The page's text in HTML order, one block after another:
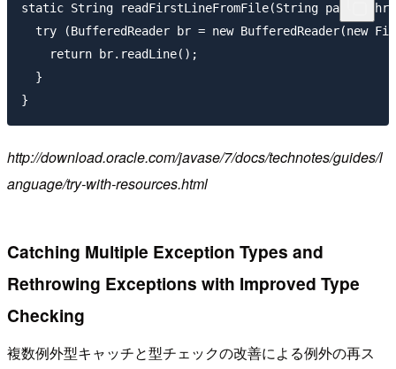
static String readFirstLineFromFile(String path)
try (BufferedReader br = new BufferedReader(new
    return br.readLine();
  }
http://download.oracle.com/javase/7/docs/technotes/guides/l
anguage/try-with-resources.html
Catching Multiple Exception Types and
Rethrowing Exceptions with Improved Type
Checking
複数例外型キャッチと型チェックの改善による例外の再ス